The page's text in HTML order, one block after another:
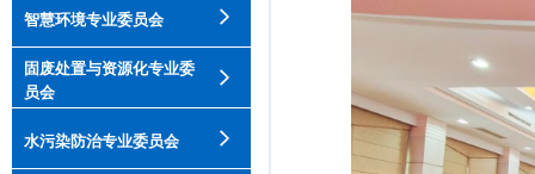
智慧环境专业委员会
固废处置与资源化专业委
员会
水污染防治专业委员会